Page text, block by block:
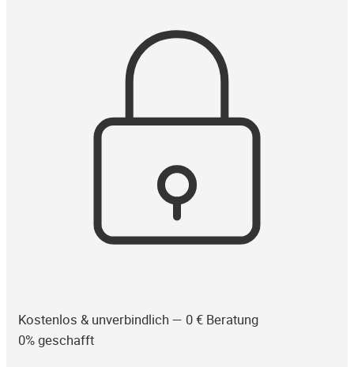
Kostenlos & unverbindlich — 0 € Beratung
0% geschafft